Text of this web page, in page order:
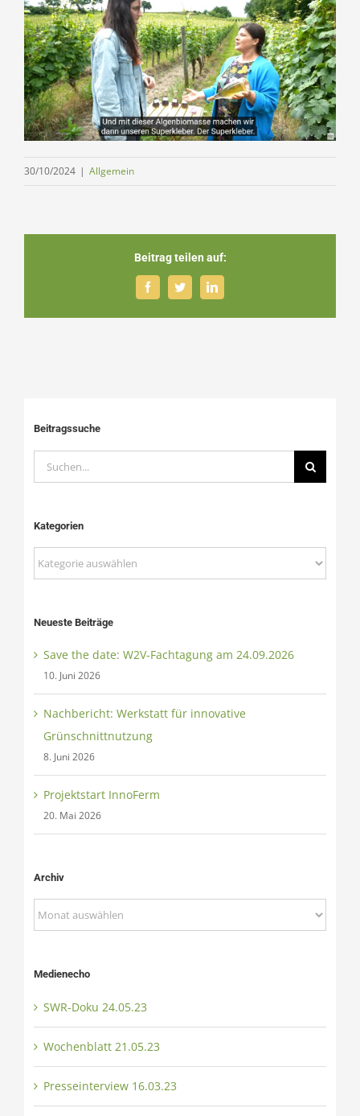
30/10/2024 | Allgemein
Beitrag teilen auf:
FacebookTwitterLinkedIn
Beitragssuche
Suche
nach:
Kategorien
Kategorien
Neueste Beiträge
Save the date: W2V-Fachtagung am 24.09.2026
10. Juni 2026
Nachbericht: Werkstatt für innovative
Grünschnittnutzung
8. Juni 2026
Projektstart InnoFerm
20. Mai 2026
Archiv
Archiv
Medienecho
SWR-Doku 24.05.23
Wochenblatt 21.05.23
Presseinterview 16.03.23